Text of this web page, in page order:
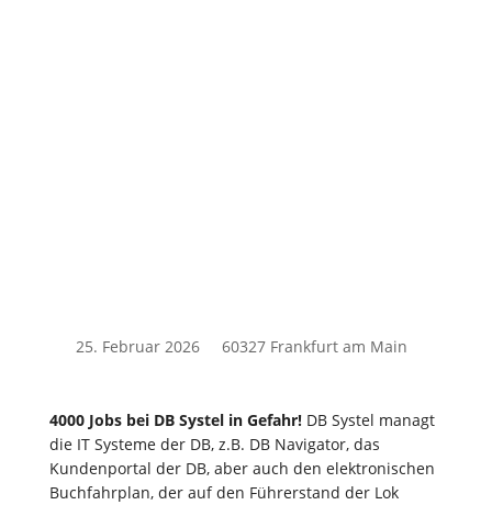
25. Februar 2026 60327 Frankfurt am Main
4000 Jobs bei DB Systel in Gefahr!DB Systel managt
die IT Systeme der DB, z.B. DB Navigator, das
Kundenportal der DB, aber auch den elektronischen
Buchfahrplan, der auf den Führerstand der Lok